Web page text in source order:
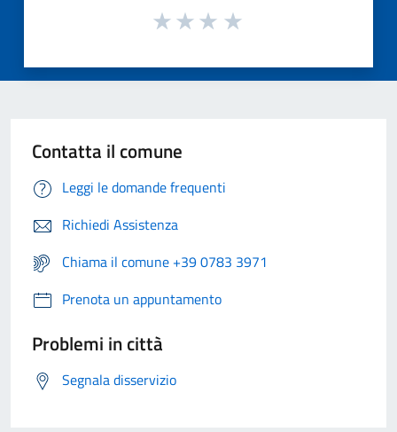
Contatta il comune
Leggi le domande frequenti
Richiedi Assistenza
Chiama il comune +39 0783 3971
Prenota un appuntamento
Problemi in città
Segnala disservizio